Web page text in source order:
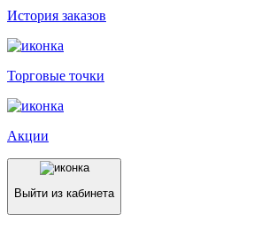
История заказов
Торговые точки
Акции
Выйти из кабинета